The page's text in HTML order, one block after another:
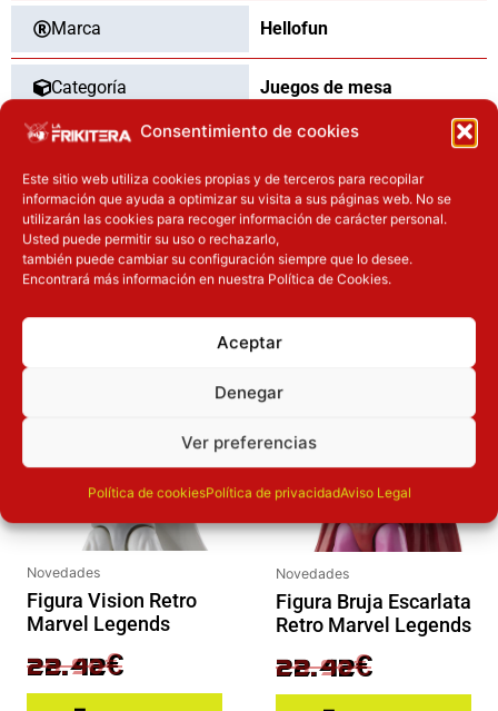
Consentimiento de cookies
Este sitio web utiliza cookies propias y de terceros para recopilar
información que ayuda a optimizar su visita a sus páginas web. No se
utilizarán las cookies para recoger información de carácter personal.
Usted puede permitir su uso o rechazarlo,
también puede cambiar su configuración siempre que lo desee.
Encontrará más información en nuestra Política de Cookies.
Aceptar
Denegar
Ver preferencias
Política de cookiesPolítica de privacidadAviso Legal
Marca Hellofun
Categoría Juegos de mesa
Tipo
OTROS PRODUCTOS QUE TE
PUEDEN INTERESAR
Novedades
Figura Vision Retro
Marvel Legends
29.90€
El precio original era: 29.90€.
22.42€
El precio actual es: 22.42€.
Novedades
Figura Bruja Escarlata
Retro Marvel Legends
29.90€
22.42€